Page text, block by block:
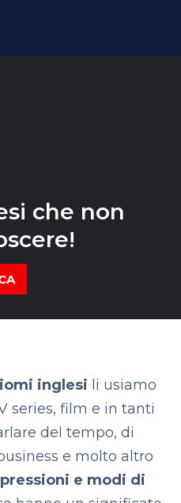
che non
inglesi li usiamo
series, film e in tanti
del tempo, di
e molto altro
e modi di